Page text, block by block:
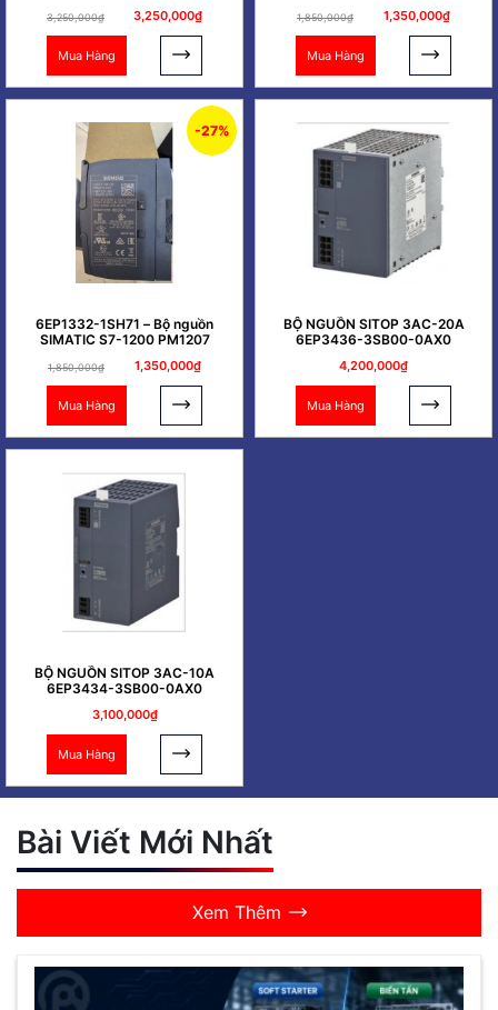
3,250,000₫ 3,250,000₫
Mua Hàng
1,850,000₫ 1,350,000₫
Mua Hàng
-27%
6EP1332-1SH71 – Bộ nguồn
SIMATIC S7-1200 PM1207
1,850,000₫ 1,350,000₫
Mua Hàng
BỘ NGUỒN SITOP 3AC-20A
6EP3436-3SB00-0AX0
4,200,000₫
Mua Hàng
BỘ NGUỒN SITOP 3AC-10A
6EP3434-3SB00-0AX0
3,100,000₫
Mua Hàng
Bài Viết Mới Nhất
Xem Thêm